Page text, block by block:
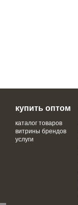
купить оптом
каталог товаров
витрины брендов
услуги